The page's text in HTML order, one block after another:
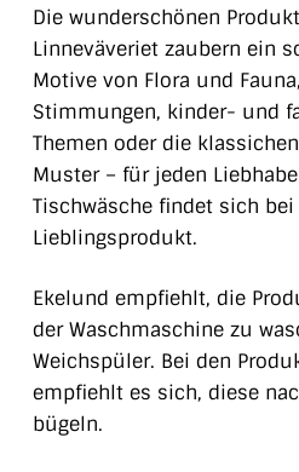
Die wunderschönen
Linneväveriet zaubern ein
Motive von Flora und
Stimmungen, kinder- und
Themen oder die
Muster – für jeden
Tischwäsche findet sich
Lieblingsprodukt.
Ekelund empfiehlt, die
der Waschmaschine zu
Weichspüler. Bei den
empfiehlt es sich, diese
bügeln.